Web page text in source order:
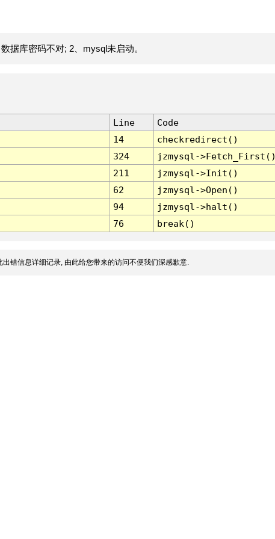
据库密码不对; 2、mysql未启动。
Line
Code
14
checkredirect()
324
jzmysql-
211
jzmysql->Init()
62
jzmysql->Open()
94
jzmysql->halt()
76 break()
错信息详细记录, 由此给您带来的访问不便我们深感歉意.